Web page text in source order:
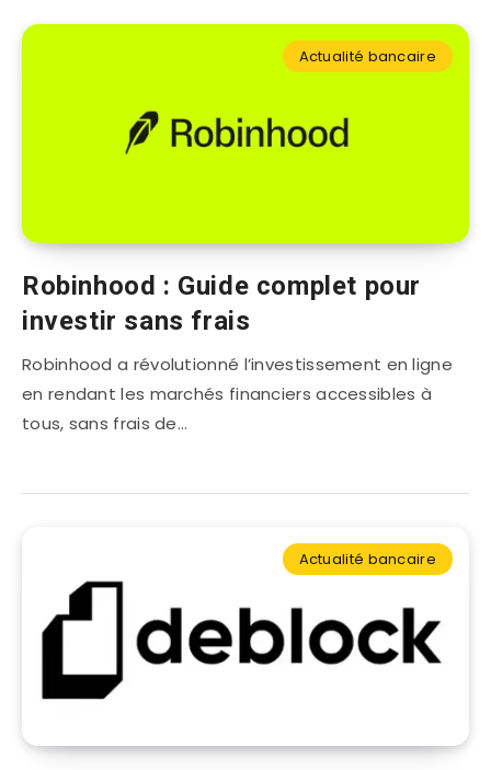
Actualité bancaire
Robinhood : Guide complet pour
investir sans frais
Robinhood a révolutionné l’investissement en ligne
en rendant les marchés financiers accessibles à
tous, sans frais de…
Actualité bancaire